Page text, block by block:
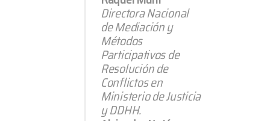
Directora Nacional
de Mediación y
Métodos
Participativos de
Resolución de
Conflictos en
Ministerio de Justicia
y DDHH.